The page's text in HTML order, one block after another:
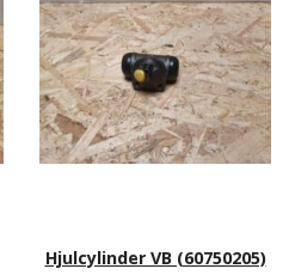
Hjulcylinder VB (60750205)